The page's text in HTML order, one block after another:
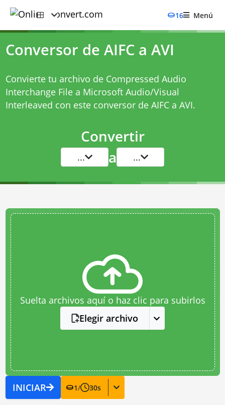
16 Menú
Conversor de AIFC a AVI
Convierte tu archivo de Compressed Audio
Interchange File a Microsoft Audio/Visual
Interleaved con este conversor de AIFC a AVI.
Convertir
... a ...
Suelta archivos aquí o haz clic para subirlos
Elegir archivo
INICIAR 1/ 30s